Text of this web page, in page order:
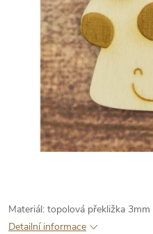
Materiál: topolová překližka 3mm
Detailní informace